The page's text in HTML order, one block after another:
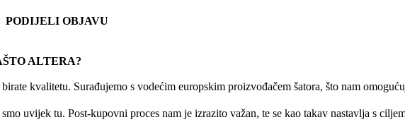
PODIJELI OBJAVU
ALTERA?
birate kvalitetu. Surađujemo s vodećim europskim proizvođačem šatora, što nam
smo uvijek tu. Post-kupovni proces nam je izrazito važan, te se kao takav nastavlja s